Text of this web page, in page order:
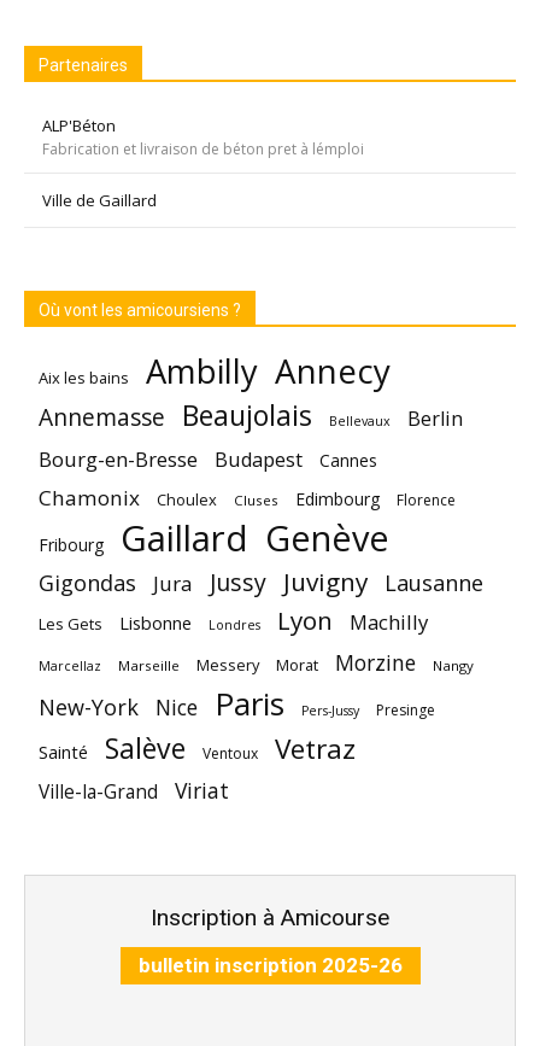
Partenaires
ALP'Béton
Fabrication et livraison de béton pret à lémploi
Ville de Gaillard
Où vont les amicoursiens ?
Aix les bains Ambilly Annecy
Annemasse Beaujolais Bellevaux Berlin
Bourg-en-Bresse Budapest Cannes
Chamonix Choulex Cluses Edimbourg Florence
Fribourg Gaillard Genève
Gigondas Jura Jussy Juvigny Lausanne
Les Gets Lisbonne Londres Lyon Machilly
Marcellaz Marseille Messery Morat Morzine Nangy
New-York Nice Paris Pers-Jussy Presinge
Sainté Salève Ventoux Vetraz
Ville-la-Grand Viriat
Inscription à Amicourse
bulletin inscription 2025-26